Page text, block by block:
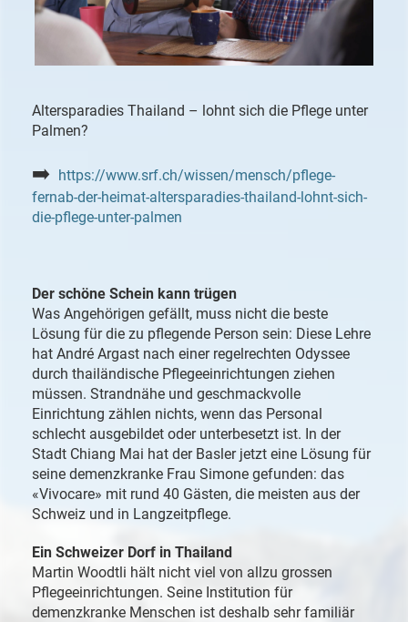
Altersparadies Thailand – lohnt sich die Pflege unter
Palmen?
➡️ https://www.srf.ch/wissen/mensch/pflege-
fernab-der-heimat-altersparadies-thailand-lohnt-sich-
die-pflege-unter-palmen
Der schöne Schein kann trügen
Was Angehörigen gefällt, muss nicht die beste
Lösung für die zu pflegende Person sein: Diese Lehre
hat André Argast nach einer regelrechten Odyssee
durch thailändische Pflegeeinrichtungen ziehen
müssen. Strandnähe und geschmackvolle
Einrichtung zählen nichts, wenn das Personal
schlecht ausgebildet oder unterbesetzt ist. In der
Stadt Chiang Mai hat der Basler jetzt eine Lösung für
seine demenzkranke Frau Simone gefunden: das
«Vivocare» mit rund 40 Gästen, die meisten aus der
Schweiz und in Langzeitpflege.
Ein Schweizer Dorf in Thailand
Martin Woodtli hält nicht viel von allzu grossen
Pflegeeinrichtungen. Seine Institution für
demenzkranke Menschen ist deshalb sehr familiär